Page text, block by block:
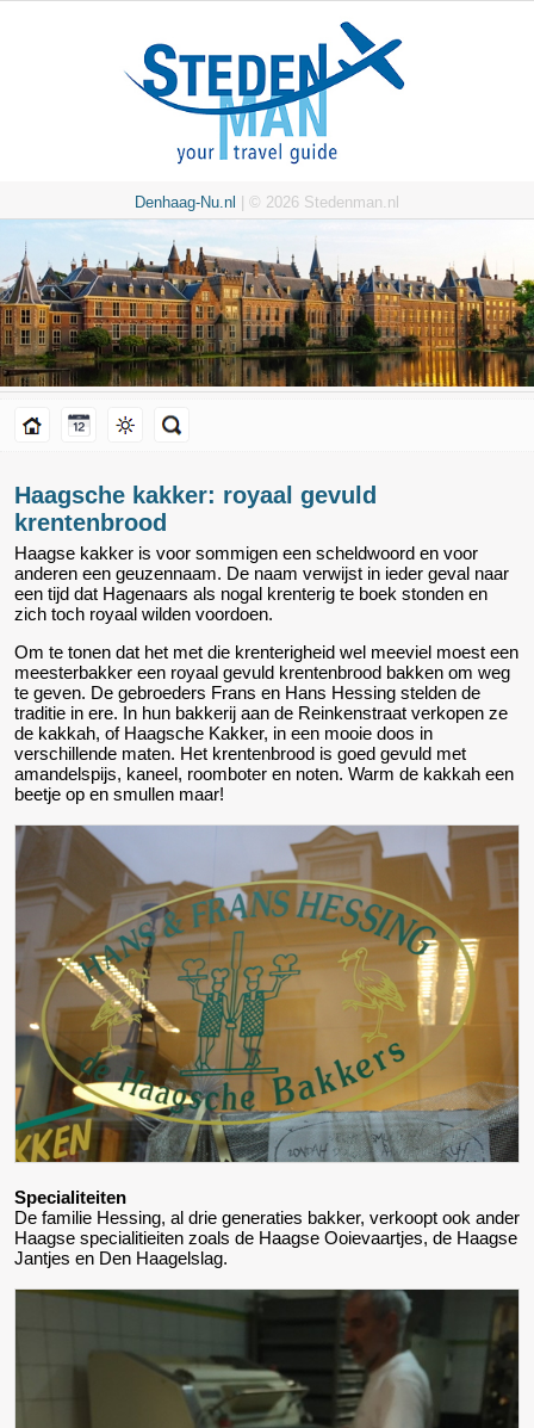
Denhaag-Nu.nl | © 2026 Stedenman.nl
Haagsche kakker: royaal gevuld
krentenbrood
Haagse kakker is voor sommigen een scheldwoord en voor
anderen een geuzennaam. De naam verwijst in ieder geval naar
een tijd dat Hagenaars als nogal krenterig te boek stonden en
zich toch royaal wilden voordoen.
Om te tonen dat het met die krenterigheid wel meeviel moest een
meesterbakker een royaal gevuld krentenbrood bakken om weg
te geven. De gebroeders Frans en Hans Hessing stelden de
traditie in ere. In hun bakkerij aan de Reinkenstraat verkopen ze
de kakkah, of Haagsche Kakker, in een mooie doos in
verschillende maten. Het krentenbrood is goed gevuld met
amandelspijs, kaneel, roomboter en noten. Warm de kakkah een
beetje op en smullen maar!
Specialiteiten
De familie Hessing, al drie generaties bakker, verkoopt ook ander
Haagse specialitieiten zoals de Haagse Ooievaartjes, de Haagse
Jantjes en Den Haagelslag.